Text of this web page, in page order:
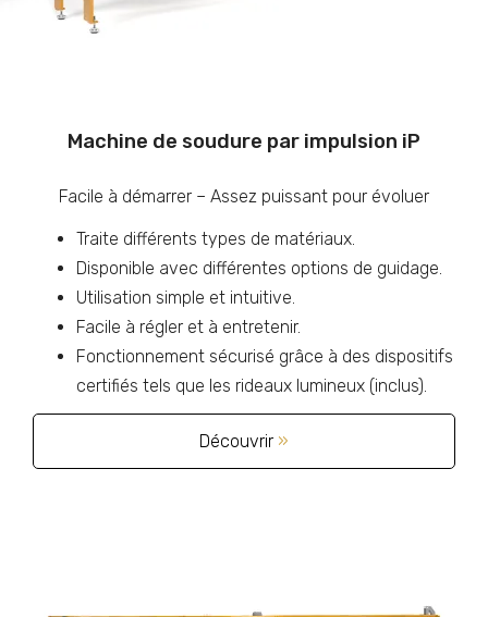
Machine de soudure par impulsion iP
Facile à démarrer – Assez puissant pour évoluer
Traite différents types de matériaux.
Disponible avec différentes options de guidage.
Utilisation simple et intuitive.
Facile à régler et à entretenir.
Fonctionnement sécurisé grâce à des dispositifs
certifiés tels que les rideaux lumineux (inclus).
Découvrir »